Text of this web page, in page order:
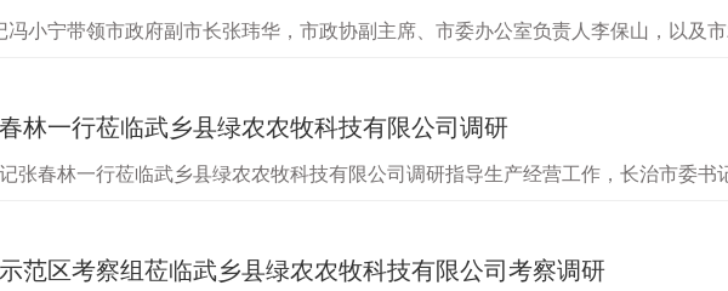
冯小宁带领市政府副市长张玮华，市政协副主席、市委办公室负责人李保山，以及
林一行莅临武乡县绿农农牧科技有限公司调研
张春林一行莅临武乡县绿农农牧科技有限公司调研指导生产经营工作，长治市委
范区考察组莅临武乡县绿农农牧科技有限公司考察调研